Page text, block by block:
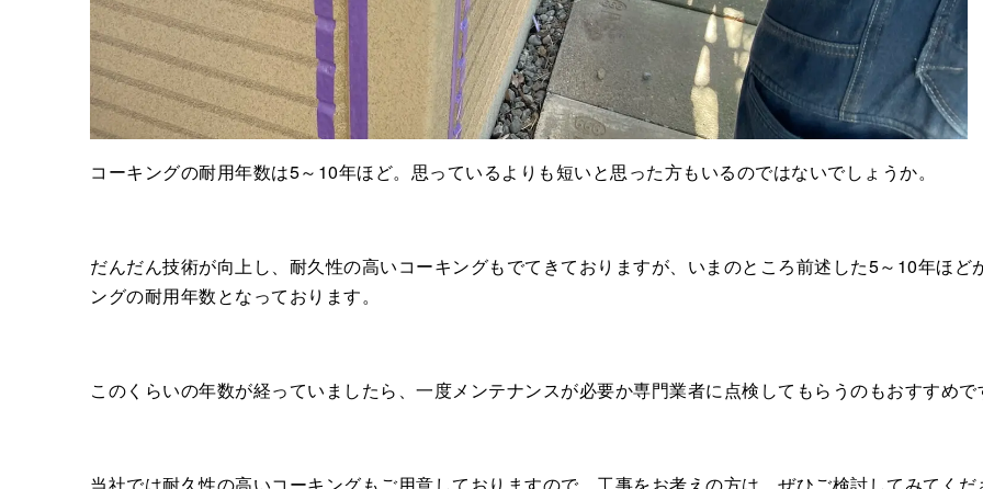
コーキングの耐用年数は5～10年ほど。思っているよりも短いと思った方もいるのではないでしょうか。
だんだん技術が向上し、耐久性の高いコーキングもでてきておりますが、いまのところ前述した5～10年ほど
ングの耐用年数となっております。
このくらいの年数が経っていましたら、一度メンテナンスが必要か専門業者に点検してもらうのもおすすめで